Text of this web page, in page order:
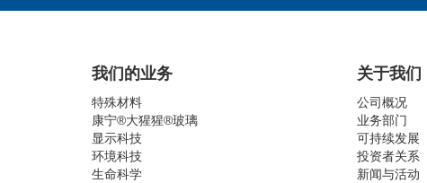
我们的业务
特殊材料
康宁®大猩猩®玻璃
显示科技
环境科技
生命科学
关于我们
公司概况
业务部门
可持续发展
投资者关系
新闻与活动